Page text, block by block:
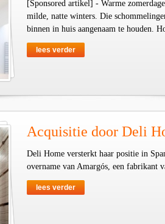
[Sponsored artikel] - Warme
milde, natte winters. Die
binnen in huis aangenaam te houden.
lees verder
Acquisitie door Deli
Deli Home versterkt haar positie in
overname van Amargós, een fabrikant
lees verder